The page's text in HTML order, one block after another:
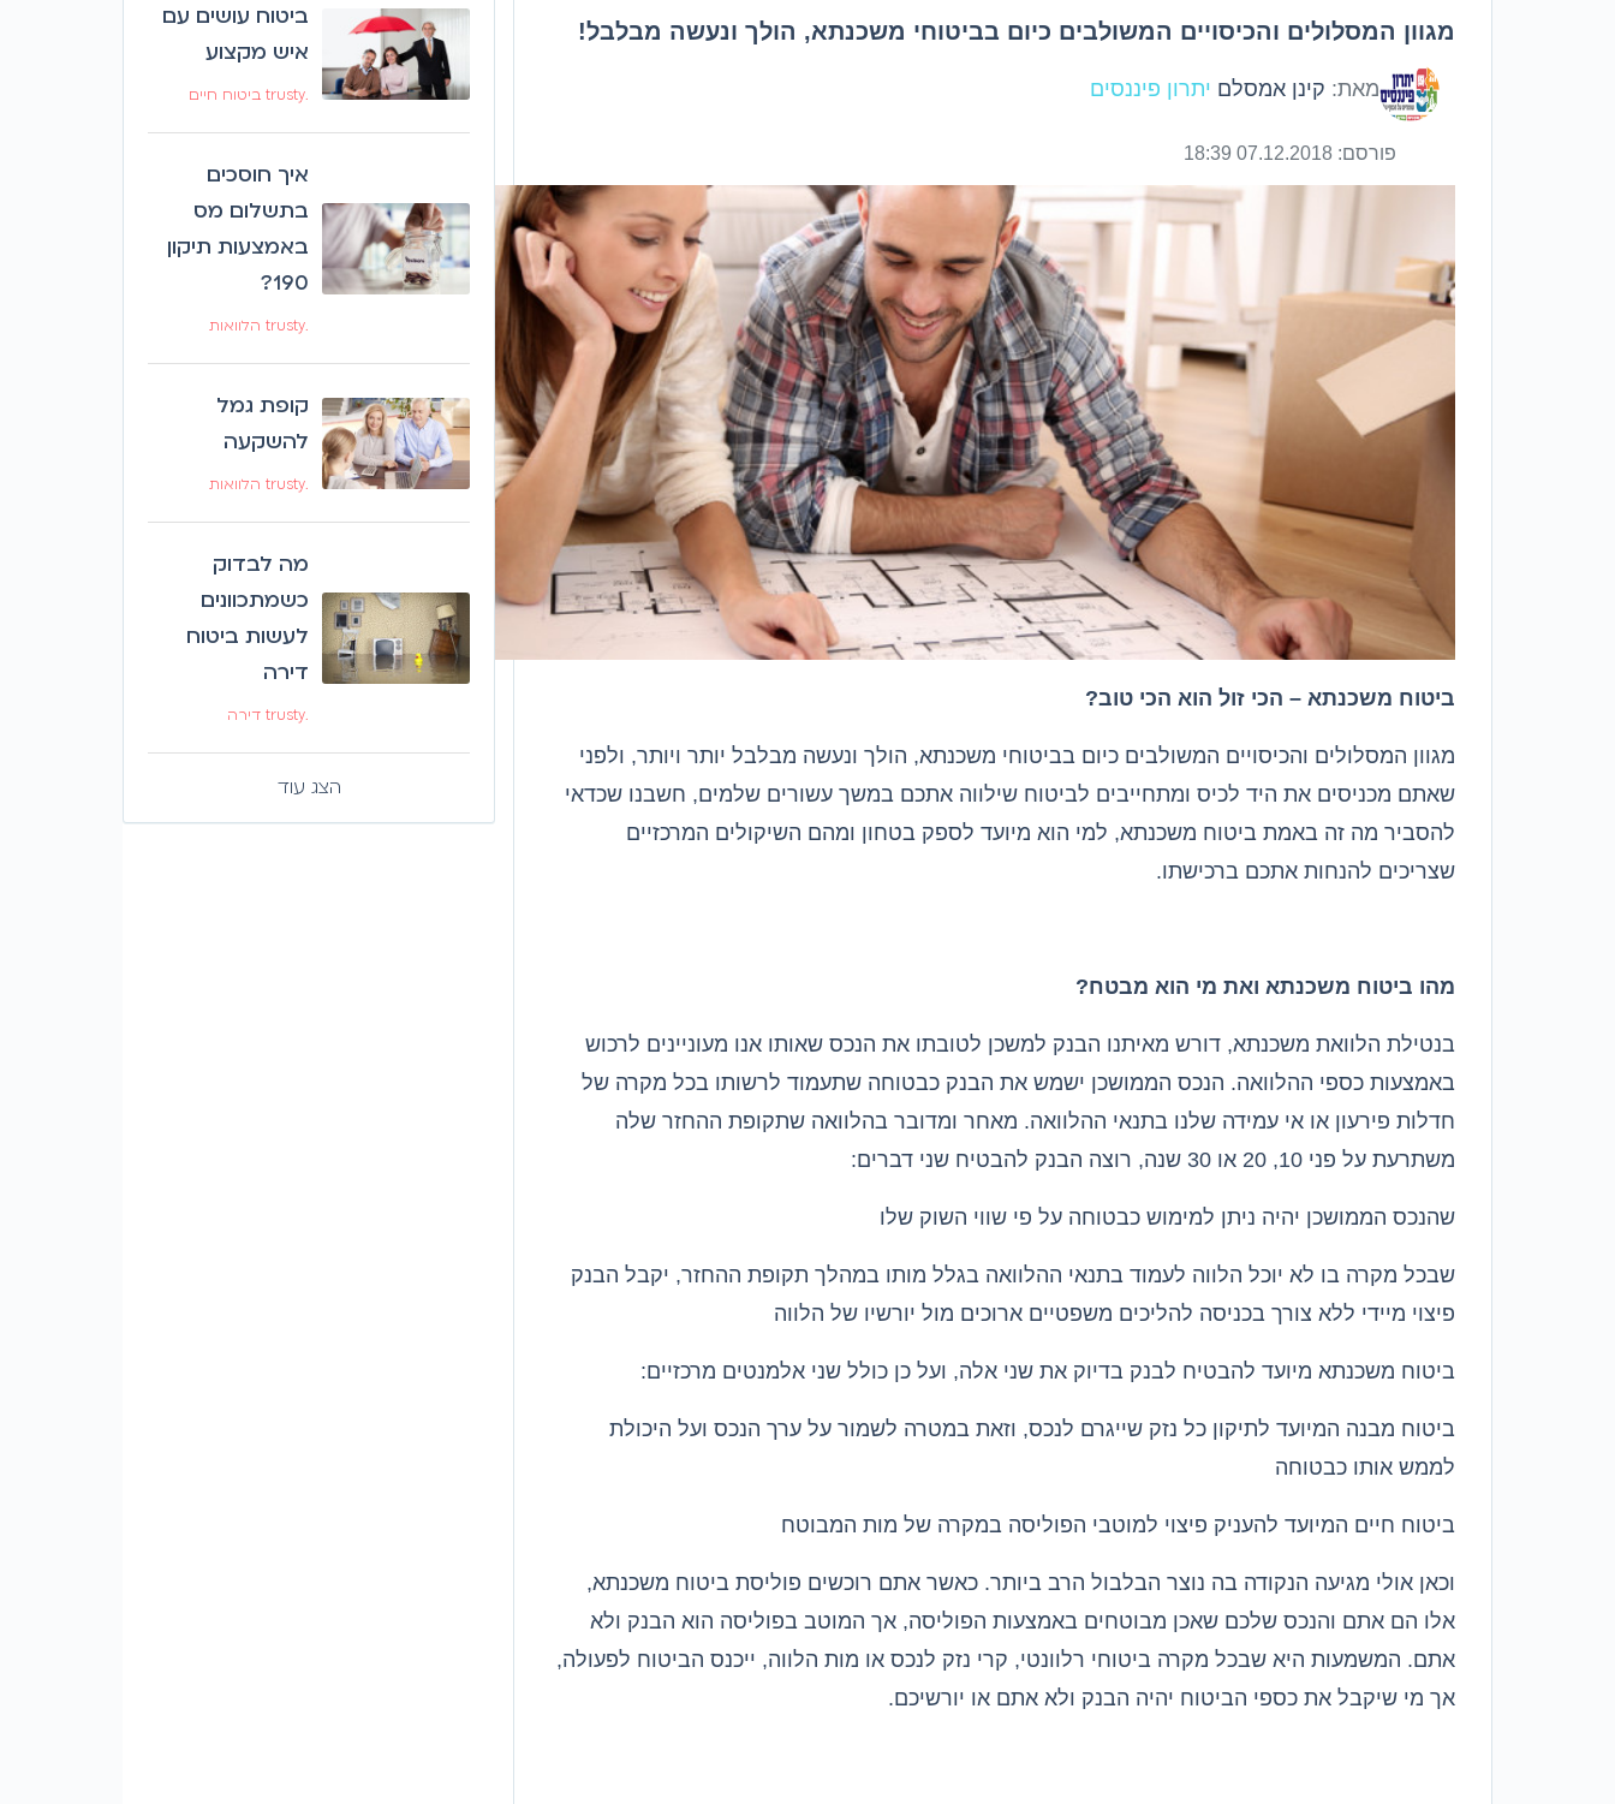
מגוון המסלולים והכיסויים המשולבים כיום בביטוחי משכנתא, הולך ונעשה מבלבל!
מאת: קינן אמסלם יתרון פיננסים
פורסם:07.12.2018 18:39
ביטוח משכנתא – הכי זול הוא הכי טוב?
מגוון המסלולים והכיסויים המשולבים כיום בביטוחי משכנתא, הולך ונעשה מבלבל יותר ויותר, ולפני
שאתם מכניסים את היד לכיס ומתחייבים לביטוח שילווה אתכם במשך עשורים שלמים, חשבנו שכדאי
להסביר מה זה באמת ביטוח משכנתא, למי הוא מיועד לספק בטחון ומהם השיקולים המרכזיים
שצריכים להנחות אתכם ברכישתו.
מהו ביטוח משכנתא ואת מי הוא מבטח?
בנטילת הלוואת משכנתא, דורש מאיתנו הבנק למשכן לטובתו את הנכס שאותו אנו מעוניינים לרכוש
באמצעות כספי ההלוואה. הנכס הממושכן ישמש את הבנק כבטוחה שתעמוד לרשותו בכל מקרה של
חדלות פירעון או אי עמידה שלנו בתנאי ההלוואה. מאחר ומדובר בהלוואה שתקופת ההחזר שלה
משתרעת על פני 10, 20 או 30 שנה, רוצה הבנק להבטיח שני דברים:
שהנכס הממושכן יהיה ניתן למימוש כבטוחה על פי שווי השוק שלו
שבכל מקרה בו לא יוכל הלווה לעמוד בתנאי ההלוואה בגלל מותו במהלך תקופת ההחזר, יקבל הבנק
פיצוי מיידי ללא צורך בכניסה להליכים משפטיים ארוכים מול יורשיו של הלווה
ביטוח משכנתא מיועד להבטיח לבנק בדיוק את שני אלה, ועל כן כולל שני אלמנטים מרכזיים:
ביטוח מבנה המיועד לתיקון כל נזק שייגרם לנכס, וזאת במטרה לשמור על ערך הנכס ועל היכולת
לממש אותו כבטוחה
ביטוח חיים המיועד להעניק פיצוי למוטבי הפוליסה במקרה של מות המבוטח
וכאן אולי מגיעה הנקודה בה נוצר הבלבול הרב ביותר. כאשר אתם רוכשים פוליסת ביטוח משכנתא,
אלו הם אתם והנכס שלכם שאכן מבוטחים באמצעות הפוליסה, אך המוטב בפוליסה הוא הבנק ולא
אתם. המשמעות היא שבכל מקרה ביטוחי רלוונטי, קרי נזק לנכס או מות הלווה, ייכנס הביטוח לפעולה,
אך מי שיקבל את כספי הביטוח יהיה הבנק ולא אתם או יורשיכם.
ביטוח עושים עם
איש מקצוע
.trusty ביטוח חיים
איך חוסכים
בתשלום מס
באמצעות תיקון
190?
.trusty הלוואות
קופת גמל
להשקעה
.trusty הלוואות
מה לבדוק
כשמתכוונים
לעשות ביטוח
דירה
.trusty דירה
הצג עוד